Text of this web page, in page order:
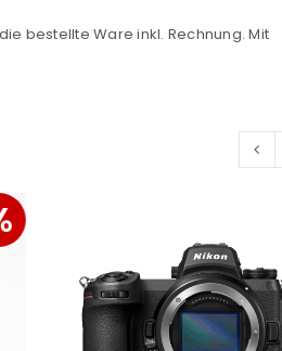
bestellte Ware inkl. Rechnung. Mit